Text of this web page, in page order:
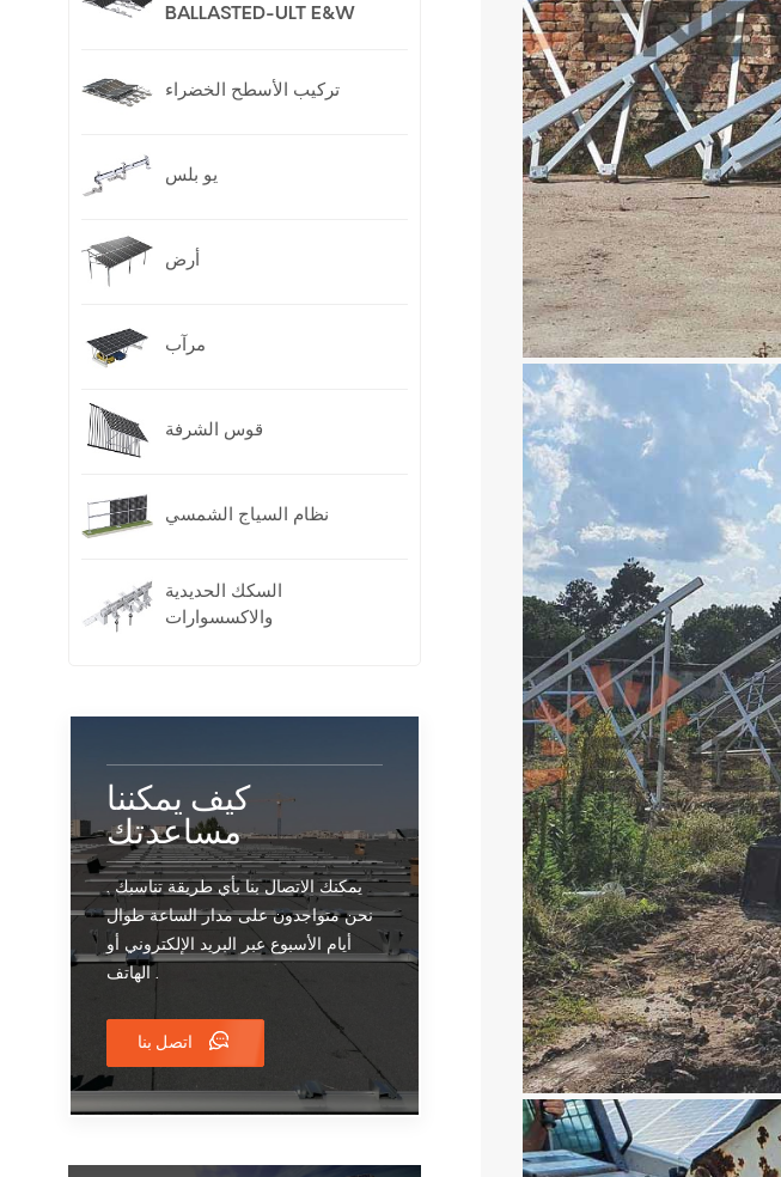
BALLASTED-ULT E&W
تركيب الأسطح الخضراء
يو بلس
أرض
مرآب
قوس الشرفة
نظام السياج الشمسي
السكك الحديدية
والاكسسوارات
كيف يمكننا
مساعدتك
يمكنك الاتصال بنا بأي طريقة تناسبك .
نحن متواجدون على مدار الساعة طوال
أيام الأسبوع عبر البريد الإلكتروني أو
الهاتف .
اتصل بنا